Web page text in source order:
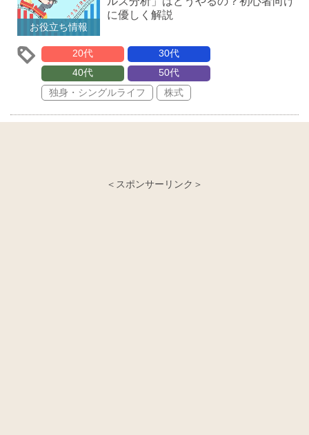
お役立ち情報
に優しく解説
20代
30代
40代
50代
独身・シングルライフ
株式
＜スポンサーリンク＞